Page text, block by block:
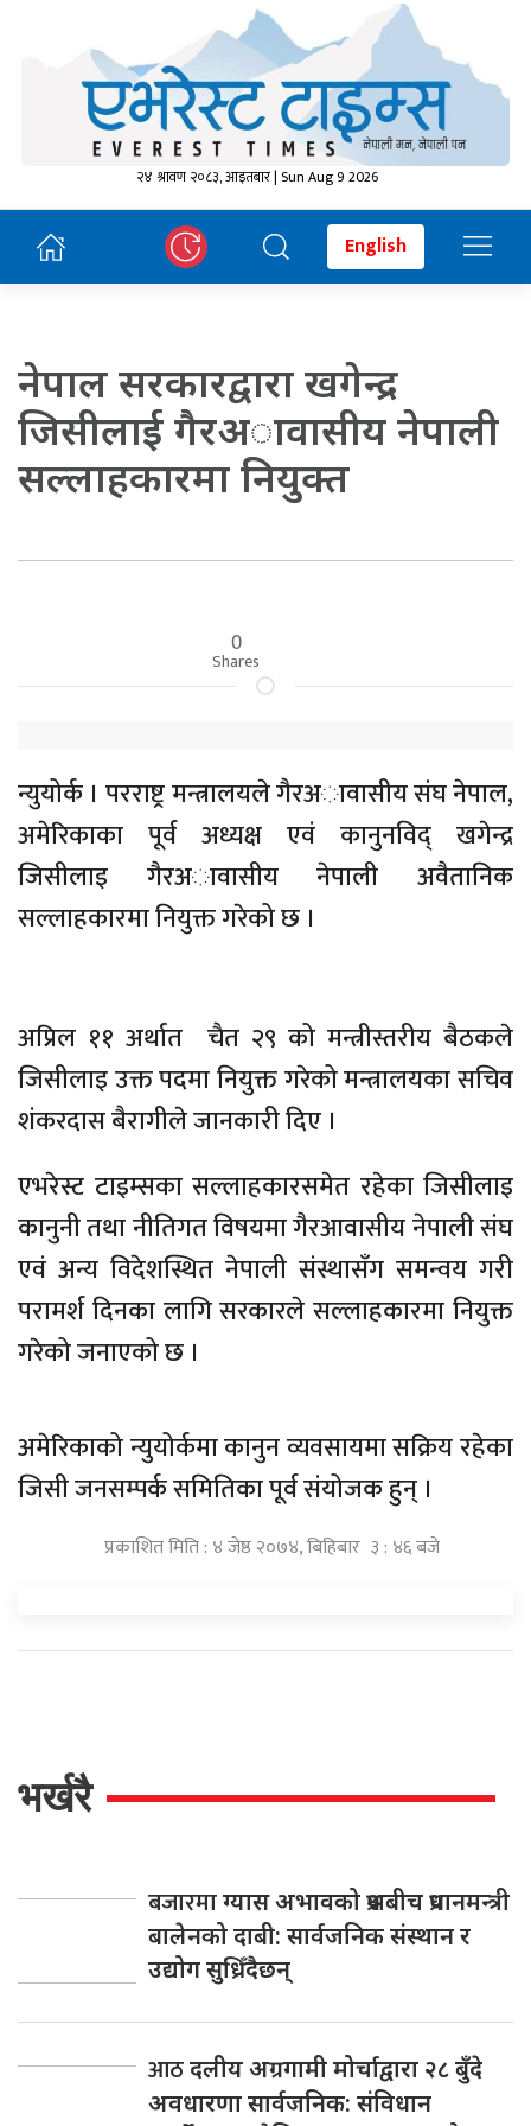
२४ श्रावण २०८३, आइतबार | Sun Aug 9 2026
English
नेपाल सरकारद्वारा खगेन्द्र
जिसीलाई गैरअावासीय नेपाली
सल्लाहकारमा नियुक्त
0
Shares
न्युयोर्क । परराष्ट्र मन्त्रालयले गैरअावासीय संघ नेपाल,
अमेरिकाका पूर्व अध्यक्ष एवं कानुनविद् खगेन्द्र
जिसीलाइ गैरअावासीय नेपाली अवैतानिक
सल्लाहकारमा नियुक्त गरेको छ ।
अप्रिल ११ अर्थात चैत २९ को मन्त्रीस्तरीय बैठकले
जिसीलाइ उक्त पदमा नियुक्त गरेको मन्त्रालयका सचिव
शंकरदास बैरागीले जानकारी दिए ।
एभरेस्ट टाइम्सका सल्लाहकारसमेत रहेका जिसीलाइ
कानुनी तथा नीतिगत विषयमा गैरआवासीय नेपाली संघ
एवं अन्य विदेशस्थित नेपाली संस्थासँग समन्वय गरी
परामर्श दिनका लागि सरकारले सल्लाहकारमा नियुक्त
गरेको जनाएको छ ।
अमेरिकाको न्युयोर्कमा कानुन व्यवसायमा सक्रिय रहेका
जिसी जनसम्पर्क समितिका पूर्व संयोजक हुन् ।
प्रकाशित मिति : ४ जेष्ठ २०७४, बिहिबार ३ : ४६ बजे
भर्खरै
बजारमाग्यास अभावको प्रश्नबीच प्रधानमन्त्री
बालेनको दाबी: सार्वजनिक संस्थान र
उद्योग सुध्रिँदैछन्
आठदलीय अग्रगामी मोर्चाद्वारा २८ बुँदे
अवधारणा सार्वजनिक: संविधान